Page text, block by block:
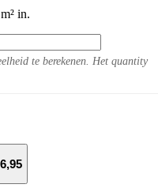
in.
te berekenen. Het quantity